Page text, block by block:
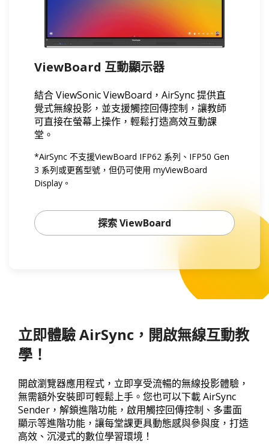
ViewBoard 互動顯示器
結合 ViewSonic ViewBoard，AirSync 提供直
覺式無線投影，並支援觸控回傳控制，讓教師
可直接在螢幕上操作，輕鬆打造高效互動課
堂。
*AirSync 不支援ViewBoard IFP62 系列、IFP50 Gen
3 系列或更舊型號，但仍可使用 myViewBoard
Display。
探索 ViewBoard
立即體驗 AirSync，開啟無線互動教
學！
開啟瀏覽器應用程式，立即享受流暢的無線投影體驗，
無需額外安裝即可輕鬆上手。您也可以下載 AirSync
Sender，解鎖進階功能，啟用觸控回傳控制、多畫面
顯示等進階功能，讓每堂課更具動態感與參與度，打造
高效、沉浸式的數位學習環境！